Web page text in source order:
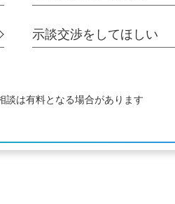
示談交渉をしてほしい
談は有料となる場合があります